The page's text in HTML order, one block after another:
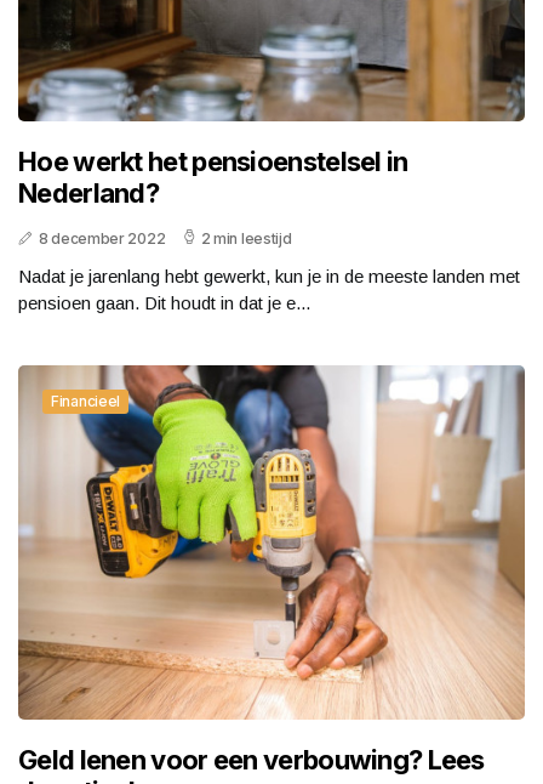
Hoe werkt het pensioenstelsel in
Nederland?
8 december 2022 2 min leestijd
Nadat je jarenlang hebt gewerkt, kun je in de meeste landen met
pensioen gaan. Dit houdt in dat je e...
Financieel
Geld lenen voor een verbouwing? Lees